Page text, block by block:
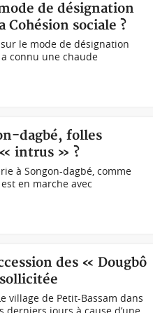
de désignation
sociale ?
le mode de désignation
connu une chaude
dagbé, folles
« intrus » ?
à Songon-dagbé, comme
en marche avec
des « Dougbô
village de Petit-Bassam dans